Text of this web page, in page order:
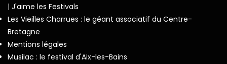
| J'aime les Festivals
Les Vieilles Charrues : le géant associatif du Centre-
Bretagne
Mentions légales
Musilac : le festival d'Aix-les-Bains